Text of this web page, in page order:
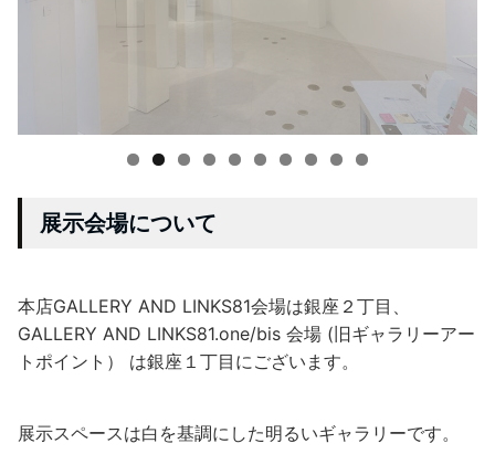
展示会場について
本店GALLERY AND LINKS81会場は銀座２丁目、
GALLERY AND LINKS81.one/bis 会場 (旧ギャラリーアー
トポイント） は銀座１丁目にございます。
展示スペースは白を基調にした明るいギャラリーです。